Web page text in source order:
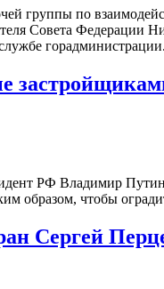
группы по
Совета Федерации
горадминистрации.
РФ Владимир Путин
образом, чтобы
Сергей